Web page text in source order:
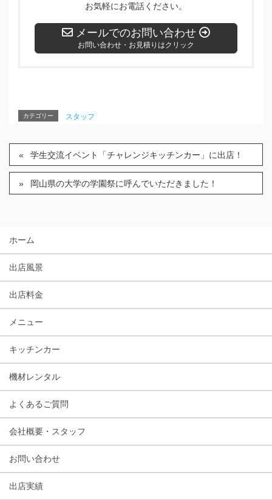
お気軽にお電話ください。
メールでのお問い合わせ
お問い合わせ・お見積りはクリック
カテゴリー スタッフ
学生交流イベント「チャレンジキッチンカー」に出店！
岡山県の大学の学園祭に呼んでいただきました！
ホーム
出店風景
出店料金
メニュー
キッチンカー
機材レンタル
よくあるご質問
会社概要・スタッフ
お問い合わせ
出店実績